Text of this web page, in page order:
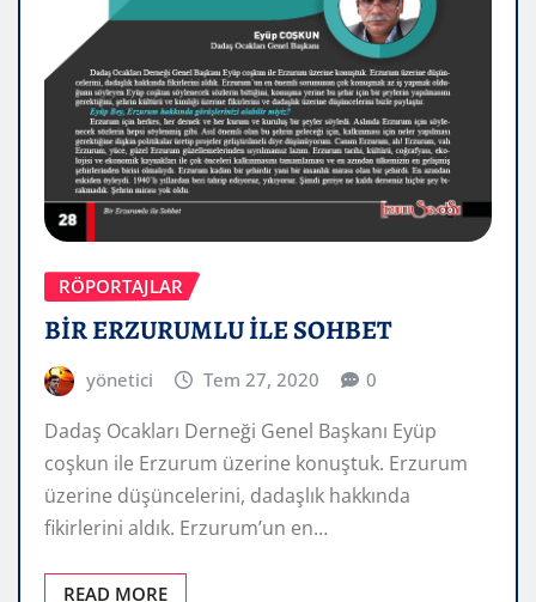
RÖPORTAJLAR
BİR ERZURUMLU İLE SOHBET
yönetici Tem 27, 2020 0
Dadaş Ocakları Derneği Genel Başkanı Eyüp
coşkun ile Erzurum üzerine konuştuk. Erzurum
üzerine düşüncelerini, dadaşlık hakkında
fikirlerini aldık. Erzurum’un en…
READ MORE